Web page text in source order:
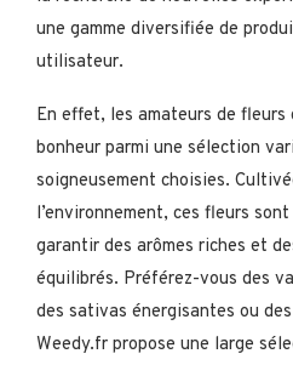
une gamme diversifiée de
utilisateur.
En effet, les amateurs de
bonheur parmi une sélection
soigneusement choisies.
l’environnement, ces fleurs
garantir des arômes riches et
équilibrés. Préférez-vous des
des sativas énergisantes ou
Weedy.fr propose une large